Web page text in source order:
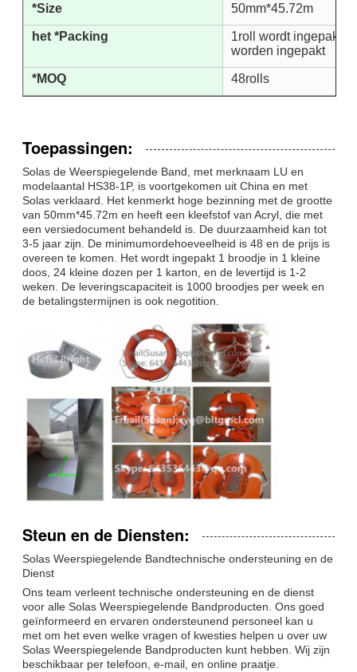
*Size 50mm*45.72m
het *Packing
1roll wordt ingepakt
worden ingepakt
*MOQ 48rolls
Toepassingen:
Solas de Weerspiegelende Band, met merknaam LU en
modelaantal HS38-1P, is voortgekomen uit China en met
Solas verklaard. Het kenmerkt hoge bezinning met de grootte
van 50mm*45.72m en heeft een kleefstof van Acryl, die met
een versiedocument behandeld is. De duurzaamheid kan tot
3-5 jaar zijn. De minimumordehoeveelheid is 48 en de prijs is
overeen te komen. Het wordt ingepakt 1 broodje in 1 kleine
doos, 24 kleine dozen per 1 karton, en de levertijd is 1-2
weken. De leveringscapaciteit is 1000 broodjes per week en
de betalingstermijnen is ook negotition.
Steun en de Diensten:
Solas Weerspiegelende Bandtechnische ondersteuning en de
Dienst
Ons team verleent technische ondersteuning en de dienst
voor alle Solas Weerspiegelende Bandproducten. Ons goed
geïnformeerd en ervaren ondersteunend personeel kan u
met om het even welke vragen of kwesties helpen u over uw
Solas Weerspiegelende Bandproducten kunt hebben. Wij zijn
beschikbaar per telefoon, e-mail, en online praatje.